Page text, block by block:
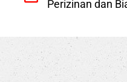
Perizinan dan